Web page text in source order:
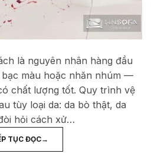
là nguyên nhân hàng đầu
màu hoặc nhăn nhúm —
chất lượng tốt. Quy trình vệ
tùy loại da: da bò thật, da
hỏi cách xử…
TỤC ĐỌC→